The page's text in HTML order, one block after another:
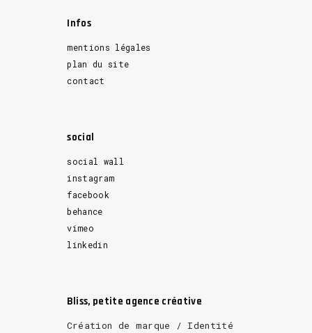
Infos
mentions légales
plan du site
contact
social
social wall
instagram
facebook
behance
vimeo
linkedin
Bliss, petite agence créative
Création de marque / Identité